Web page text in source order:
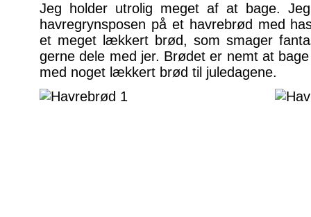
Jeg holder utrolig meget af at bage.
havregrynsposen på et havrebrød med
et meget lækkert brød, som smager
gerne dele med jer. Brødet er nemt at
med noget lækkert brød til juledagene.